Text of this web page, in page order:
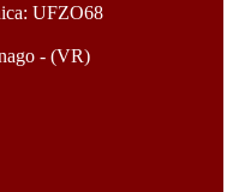
UFZO68
- (VR)